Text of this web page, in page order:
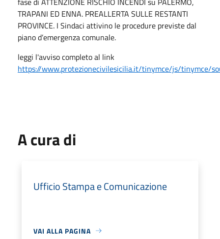
TRAPANI ED ENNA. PREALLERTA SULLE RESTANTI
PROVINCE. I Sindaci attivino le procedure previste dal
piano d’emergenza comunale.
leggi l'avviso completo al link
https://www.protezionecivilesicilia.it/tinymce/js/tinymce/
A cura di
Ufficio Stampa e Comunicazione
VAI ALLA PAGINA